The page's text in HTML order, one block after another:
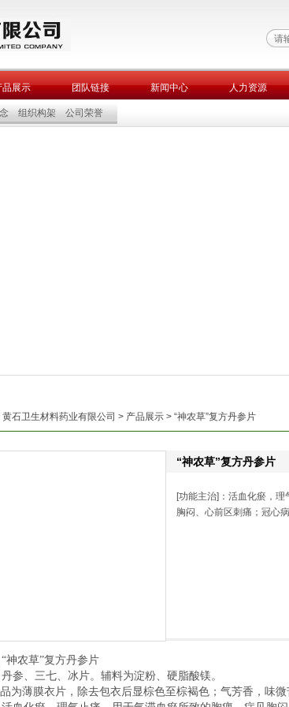
品展示 团队链接 新闻中心 人力资源
组织构架 公司荣誉
黄石卫生材料药业有限公司 > 产品展示 > “神农草”复方丹参片
“神农草”复方丹参片
[功能主治]：活血化瘀，
胸闷、心前区刺痛；冠心
“神农草”复方丹参片
丹参、三七、冰片。辅料为淀粉、硬脂酸镁。
品为薄膜衣片，除去包衣后显棕色至棕褐色；气芳香，味微